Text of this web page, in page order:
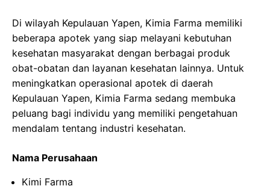
Di wilayah Kepulauan Yapen, Kimia Farma memiliki
beberapa apotek yang siap melayani kebutuhan
kesehatan masyarakat dengan berbagai produk
obat-obatan dan layanan kesehatan lainnya. Untuk
meningkatkan operasional apotek di daerah
Kepulauan Yapen, Kimia Farma sedang membuka
peluang bagi individu yang memiliki pengetahuan
mendalam tentang industri kesehatan.
Nama Perusahaan
Kimi Farma